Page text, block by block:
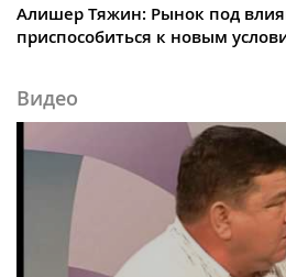
Алишер Тяжин: Рынок под
приспособиться к новым
Видео